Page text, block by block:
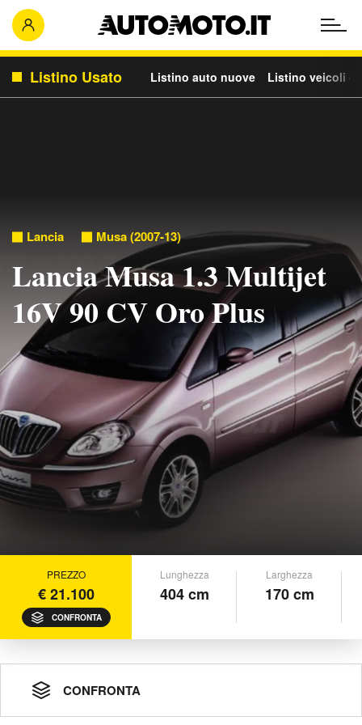
Listino Usato Listino auto nuove Listino veicoli
Lancia Musa (2007-13)
Lancia Musa 1.3 Multijet
16V 90 CV Oro Plus
PREZZO
€ 21.100
CONFRONTA
Lunghezza
404 cm
Larghezza
170 cm
CONFRONTA